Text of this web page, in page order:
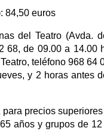
84,50 euros
del Teatro (Avda.
68, de 09.00 a 14.00
teléfono 968 64
y 2 horas antes
precios
años y grupos de